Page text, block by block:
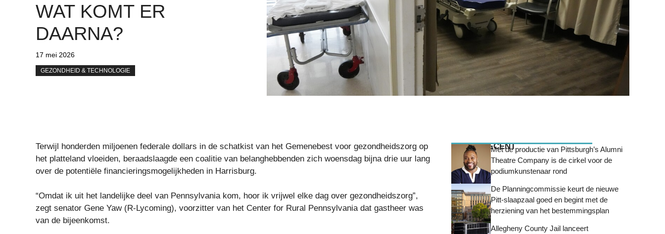
WAT KOMT ER
DAARNA?
17 mei 2026
GEZONDHEID & TECHNOLOGIE
Terwijl honderden miljoenen federale dollars in de schatkist van het Gemenebest voor gezondheidszorg op
het platteland vloeiden, beraadslaagde een coalitie van belanghebbenden zich woensdag bijna drie uur lang
over de potentiële financieringsmogelijkheden in Harrisburg.
“Omdat ik uit het landelijke deel van Pennsylvania kom, hoor ik vrijwel elke dag over gezondheidszorg”,
zegt senator Gene Yaw (R-Lycoming), voorzitter van het Center for Rural Pennsylvania dat gastheer was
van de bijeenkomst.
MEEST RECENTMet de productie van Pittsburgh’s Alumni
Theatre Company is de cirkel voor de
podiumkunstenaar rond
De Planningcommissie keurt de nieuwe
Pitt-slaapzaal goed en begint met de
herziening van het bestemmingsplan
Allegheny County Jail lanceert